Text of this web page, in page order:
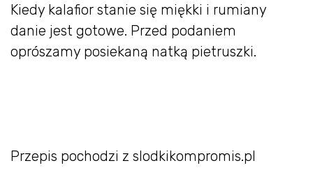
Kiedy kalafior stanie się miękki i rumiany
danie jest gotowe. Przed podaniem
oprószamy posiekaną natką pietruszki.
Przepis pochodzi z slodkikompromis.pl